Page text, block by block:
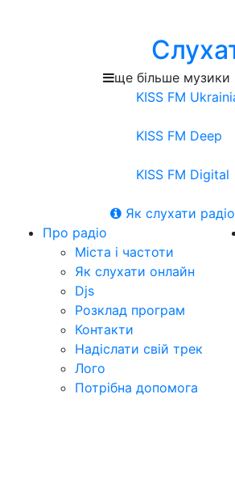
ще більше музики
KISS FM
KISS FM Deep
KISS FM Digital
Як слухати
Про радіо
Міста і частоти
Як слухати онлайн
Djs
Розклад програм
Контакти
Надіслати свій трек
Лого
Потрібна допомога